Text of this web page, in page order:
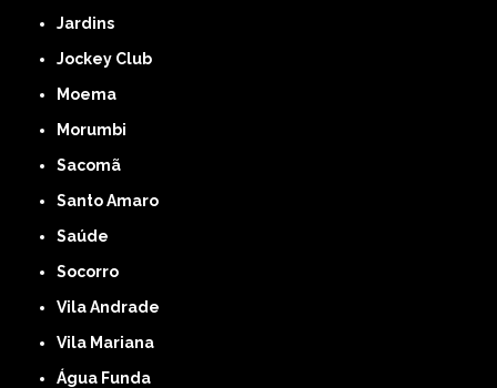
Jardins
Jockey Club
Moema
Morumbi
Sacomã
Santo Amaro
Saúde
Socorro
Vila Andrade
Vila Mariana
Água Funda